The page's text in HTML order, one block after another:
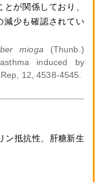
が関係しており、
減少も確認されてい
mioga (Thunb.)
induced by
12, 4538-4545.
ン抵抗性、肝糖新生